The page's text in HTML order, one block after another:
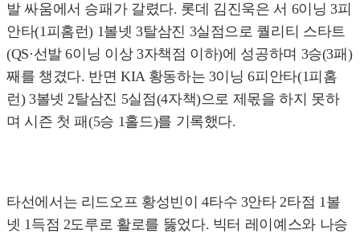
발 싸움에서 승패가 갈렸다. 롯데 김진욱은 서 6이닝 3피
안타(1피홈런) 1볼넷 3탈삼진 3실점으로 퀄리티 스타트
(QS·선발 6이닝 이상 3자책점 이하)에 성공하며 3승(3패)
째를 챙겼다. 반면 KIA 황동하는 3이닝 6피안타(1피홈
런) 3볼넷 2탈삼진 5실점(4자책)으로 제몫을 하지 못하
며 시즌 첫 패(5승 1홀드)를 기록했다.
타선에서는 리드오프 황성빈이 4타수 3안타 2타점 1볼
넷 1득점 2도루로 활로를 뚫었다. 빅터 레이예스와 나승